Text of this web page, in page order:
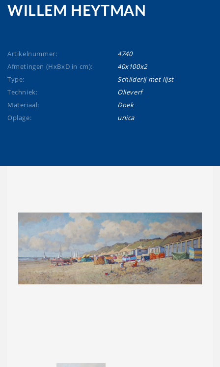
WILLEM HEYTMAN
Artikelnummer:
4740
Afmetingen (HxBxD in cm):
40x100x2
Type:
Schilderij met lijst
Techniek:
Olieverf
Materiaal:
Doek
Oplage:
unica